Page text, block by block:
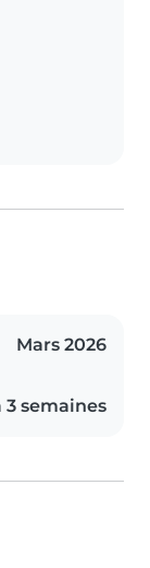
Mars 2026
3 semaines